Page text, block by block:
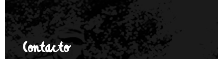
Contacto